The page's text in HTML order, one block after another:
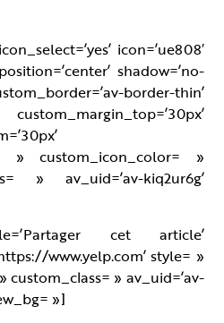
icon=’ue808′
shadow=’no-
border-thin’
» custom_icon_color= »
» av_uid=’av-kiq2ur6g’
cet article’
www.yelp.com’ style= »
» av_uid=’av-
»]